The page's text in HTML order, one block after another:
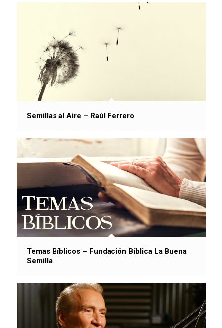
Semillas al Aire – Raúl Ferrero
Temas Bíblicos – Fundación Bíblica La Buena
Semilla